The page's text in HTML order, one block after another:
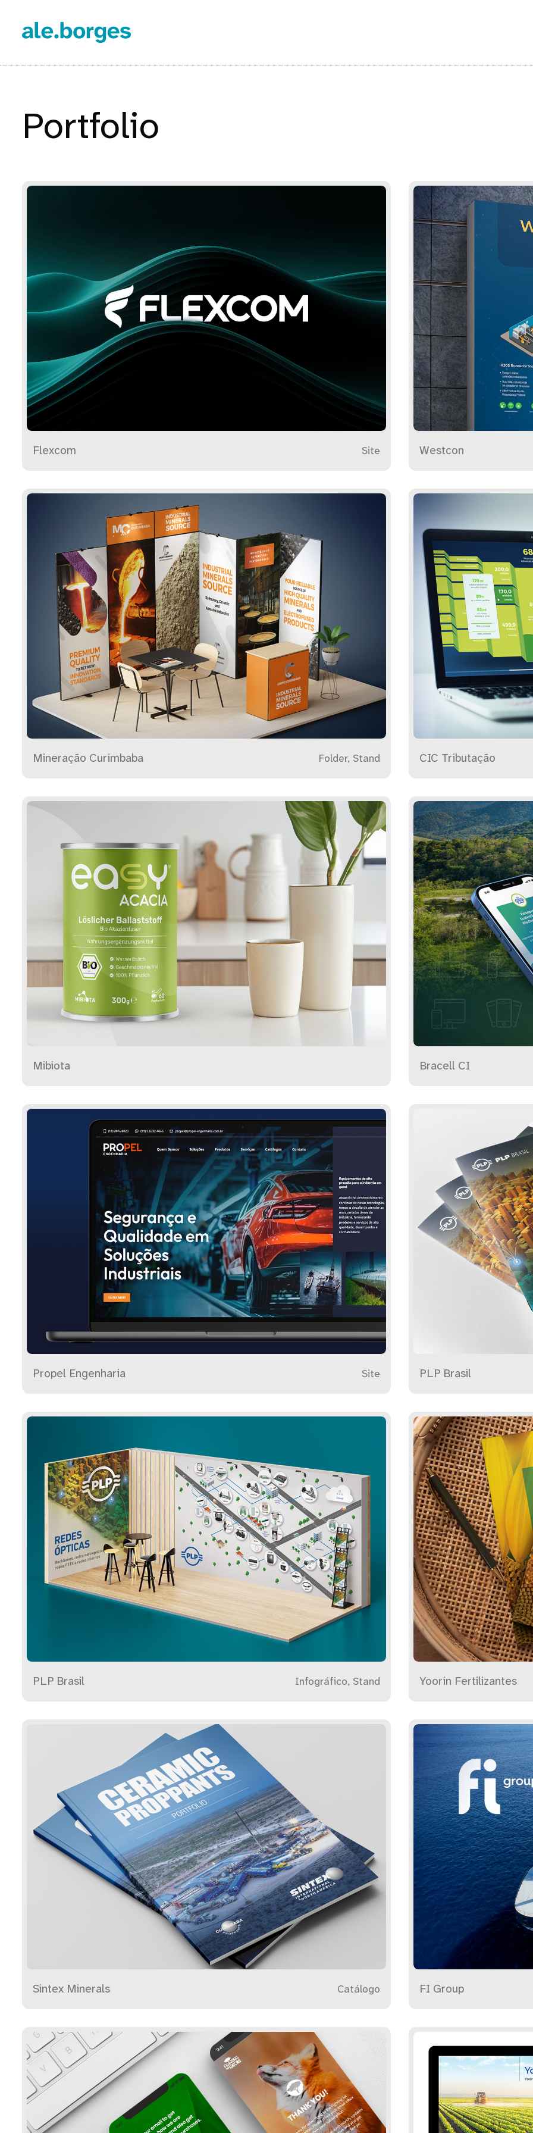
Portfolio
Flexcom Site Westcon
Mineração Curimbaba Folder, Stand CIC Tributação
Mibiota Bracell CI
Propel Engenharia Site PLP Brasil
PLP Brasil Infográfico, Stand Yoorin Fertilizantes
Sintex Minerals Catálogo FI Group